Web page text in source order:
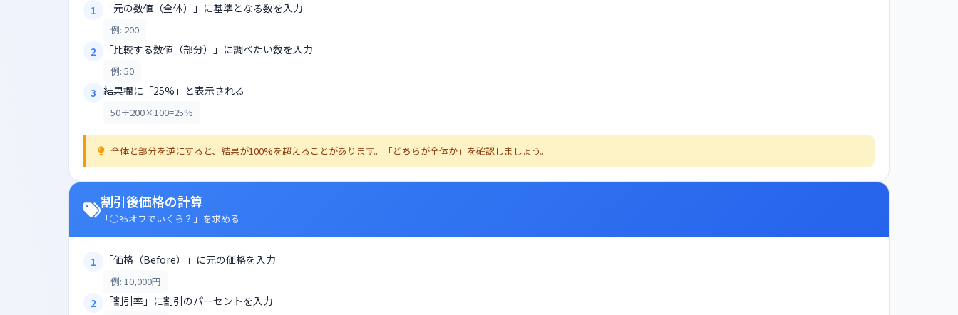
1 「元の数値（全体）」に基準となる数を入力
例: 200
2 「比較する数値（部分）」に調べたい数を入力
例: 50
3 結果欄に「25%」と表示される
50÷200×100=25%
全体と部分を逆にすると、結果が100%を超えることがあります。「どちらが全体か」を確認しましょう。
割引後価格の計算
「○%オフでいくら？」を求める
1 「価格（Before）」に元の価格を入力
例: 10,000円
2 「割引率」に割引のパーセントを入力